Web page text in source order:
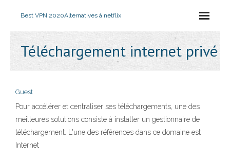
Best VPN 2020Alternatives à netflix
Téléchargement internet privé
Guest
Pour accélérer et centraliser ses téléchargements, une des
meilleures solutions consiste à installer un gestionnaire de
téléchargement. L'une des références dans ce domaine est
Internet